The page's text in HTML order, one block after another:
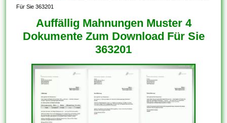
Für Sie 363201
Auffällig Mahnungen Muster 4
Dokumente Zum Download Für Sie
363201